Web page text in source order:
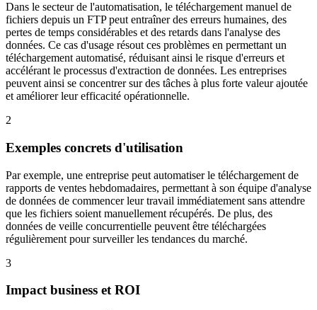
Dans le secteur de l'automatisation, le téléchargement manuel de
fichiers depuis un FTP peut entraîner des erreurs humaines, des
pertes de temps considérables et des retards dans l'analyse des
données. Ce cas d'usage résout ces problèmes en permettant un
téléchargement automatisé, réduisant ainsi le risque d'erreurs et
accélérant le processus d'extraction de données. Les entreprises
peuvent ainsi se concentrer sur des tâches à plus forte valeur ajoutée
et améliorer leur efficacité opérationnelle.
2
Exemples concrets d'utilisation
Par exemple, une entreprise peut automatiser le téléchargement de
rapports de ventes hebdomadaires, permettant à son équipe d'analyse
de données de commencer leur travail immédiatement sans attendre
que les fichiers soient manuellement récupérés. De plus, des
données de veille concurrentielle peuvent être téléchargées
régulièrement pour surveiller les tendances du marché.
3
Impact business et ROI